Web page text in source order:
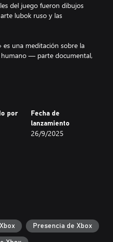
del juego fueron dibujos
lubok ruso y las
una meditación sobre la
— parte documental,
convencional.
pintorescos.
por
Fecha de
lanzamiento
26/9/2025
Presencia de Xbox